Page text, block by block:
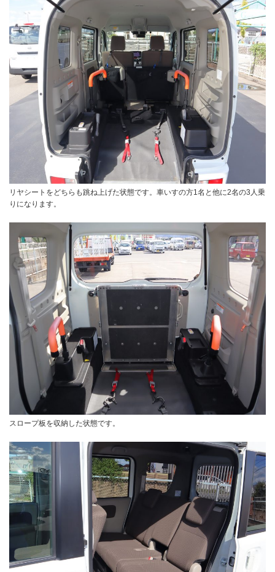
リヤシートをどちらも跳ね上げた状態です。車いすの方1名と他に2名の3人乗
りになります。
スロープ板を収納した状態です。